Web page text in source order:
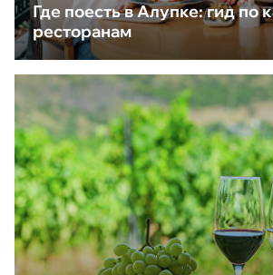
Где поесть в Алупке: гид по
ресторанам